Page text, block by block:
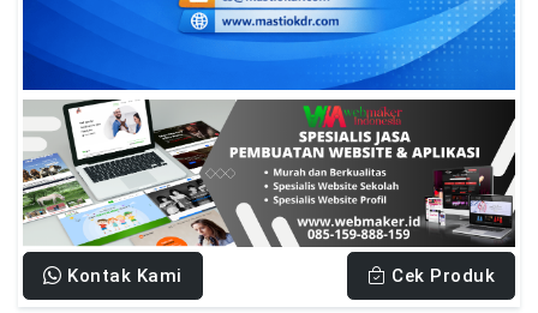
Kontak Kami Cek Produk